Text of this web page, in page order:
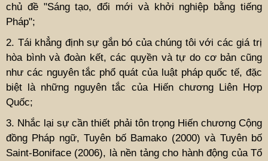
chủ đề "Sáng tạo, đổi mới và khởi nghiệp bằng tiếng
Pháp";
2. Tái khẳng định sự gắn bó của chúng tôi với các giá trị
hòa bình và đoàn kết, các quyền và tự do cơ bản cũng
như các nguyên tắc phổ quát của luật pháp quốc tế, đặc
biệt là những nguyên tắc của Hiến chương Liên Hợp
Quốc;
3. Nhắc lại sự cần thiết phải tôn trọng Hiến chương Cộng
đồng Pháp ngữ, Tuyên bố Bamako (2000) và Tuyên bố
Saint-Boniface (2006), là nền tảng cho hành động của Tổ